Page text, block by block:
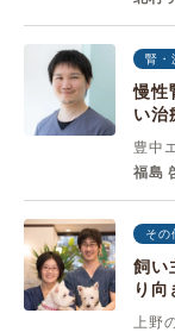
腎・
慢性
い治
豊中
福島
その
飼い
り向
上野